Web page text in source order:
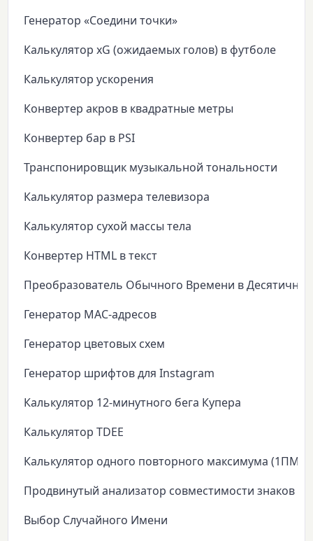
Генератор «Соедини точки»
Калькулятор xG (ожидаемых голов) в футболе
Калькулятор ускорения
Конвертер акров в квадратные метры
Конвертер бар в PSI
Транспонировщик музыкальной тональности
Калькулятор размера телевизора
Калькулятор сухой массы тела
Конвертер HTML в текст
Преобразователь Обычного Времени в
Генератор MAC-адресов
Генератор цветовых схем
Генератор шрифтов для Instagram
Калькулятор 12-минутного бега Купера
Калькулятор TDEE
Калькулятор одного повторного максимума (1ПМ)
Продвинутый анализатор совместимости знаков
Выбор Случайного Имени